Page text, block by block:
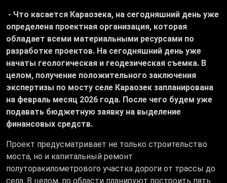
- Что касается Караозека, на сегодняшний день уже
определена проектная организация, которая
обладает всеми материальными ресурсами по
разработке проектов. На сегодняшний день уже
начаты геологическая и геодезическая съемка. В
целом, получение положительного заключения
экспертизы по мосту селе Караозек запланирована
на февраль месяц 2026 года. После чего будем уже
подавать бюджетную заявку на выделение
финансовых средств.
Проект предусматривает не только строительство
моста, но и капитальный ремонт
полуторакилометрового участка дороги от трассы до
села. В целом, по области планируют построить пять